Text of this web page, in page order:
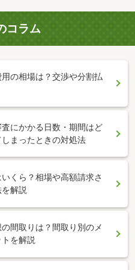
コラム
の相場は？交渉や分割払
にかかる日数・期間はど
まったときの対処法
くら？相場や高額請求さ
解説
間取りは？間取り別のメ
トを解説